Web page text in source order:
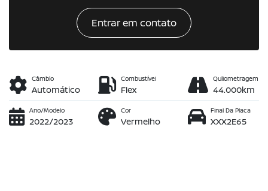
Entrar em contato
Câmbio
Automático
Combustível
Flex
Quilometragem
44.000km
Ano/Modelo
2022/2023
Cor
Vermelho
Final Da Placa
XXX2E65